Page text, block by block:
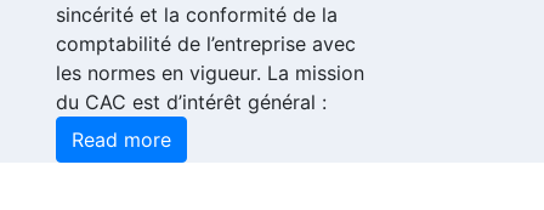
sincérité et la conformité de la
comptabilité de l’entreprise avec
les normes en vigueur. La mission
du CAC est d’intérêt général :
Read more